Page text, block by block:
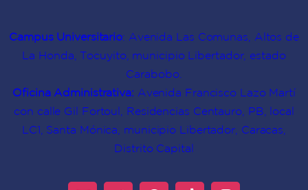
Campus Universitario: Avenida Las Comunas, Altos de
La Honda, Tocuyito, municipio Libertador, estado
Carabobo.
Oficina Administrativa: Avenida Francisco Lazo Martí
con calle Gil Fortoul, Residencias Centauro, PB, local
LC1, Santa Mónica, municipio Libertador, Caracas,
Distrito Capital